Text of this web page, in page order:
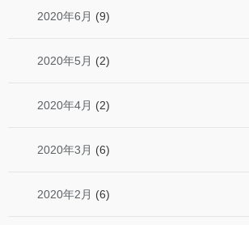
2020年6月 (9)
2020年5月 (2)
2020年4月 (2)
2020年3月 (6)
2020年2月 (6)